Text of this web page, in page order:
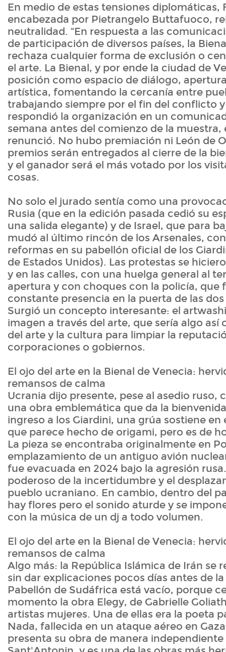
En medio de estas tensiones diplomáticas,
encabezada por Pietrangelo Buttafuoco,
neutralidad. “En respuesta a las
de participación de diversos países, la
rechaza cualquier forma de exclusión o
el arte. La Bienal, y por ende la ciudad de
posición como espacio de diálogo,
artística, fomentando la cercanía entre
trabajando siempre por el fin del conflicto
respondió la organización en un
semana antes del comienzo de la
renunció. No hubo premiación ni León de
premios serán entregados al cierre de la
y el ganador será el más votado por los
cosas.
No solo el jurado sentía como una
Rusia (que en la edición pasada cedió su
una salida elegante) y de Israel, que para
mudó al último rincón de los Arsenales,
reformas en su pabellón oficial de los
de Estados Unidos). Las protestas se
y en las calles, con una huelga general al
apertura y con choques con la policía, que
constante presencia en la puerta de las
Surgió un concepto interesante: el
imagen a través del arte, que sería algo así
del arte y la cultura para limpiar la
corporaciones o gobiernos.
El ojo del arte en la Bienal de Venecia:
remansos de calma
Ucrania dijo presente, pese al asedio ruso,
una obra emblemática que da la
ingreso a los Giardini, una grúa sostiene en
que parece hecho de origami, pero es de
La pieza se encontraba originalmente en
emplazamiento de un antiguo avión
fue evacuada en 2024 bajo la agresión
poderoso de la incertidumbre y el
pueblo ucraniano. En cambio, dentro del
hay flores pero el sonido aturde y se
con la música de un dj a todo volumen.
El ojo del arte en la Bienal de Venecia:
remansos de calma
Algo más: la República Islámica de Irán se
sin dar explicaciones pocos días antes de
Pabellón de Sudáfrica está vacío, porque
momento la obra Elegy, de Gabrielle
artistas mujeres. Una de ellas era la poeta
Nada, fallecida en un ataque aéreo en
presenta su obra de manera independiente